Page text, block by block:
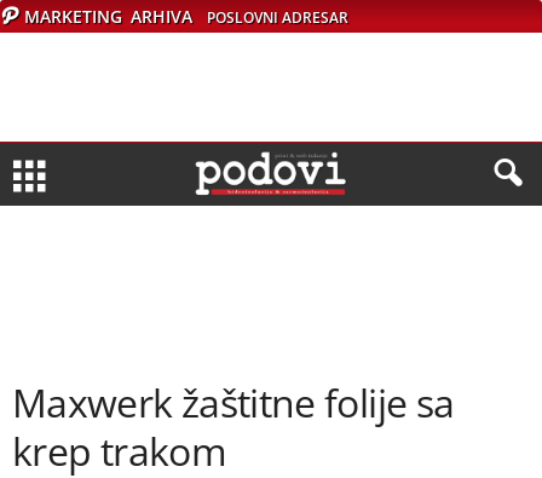
MARKETING ARHIVA POSLOVNI ADRESAR
Maxwerk žaštitne folije sa
krep trakom